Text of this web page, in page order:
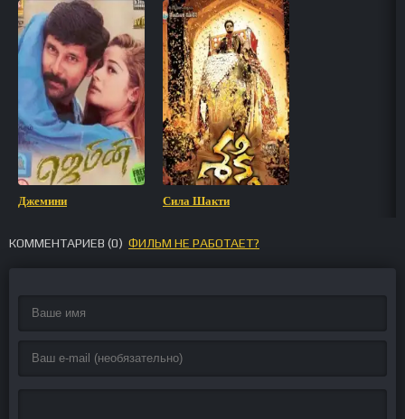
Джемини Сила Шакти
КОММЕНТАРИЕВ (0) ФИЛЬМ НЕ РАБОТАЕТ?